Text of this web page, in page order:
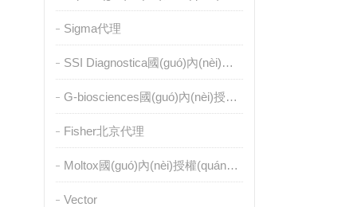
Sigma代理
SSI Diagnostica國(guó)內(nèi)授權(quán)代理
G-biosciences國(guó)內(nèi)授權(quán)代理
Fisher北京代理
Moltox國(guó)內(nèi)授權(quán)代理
Vector